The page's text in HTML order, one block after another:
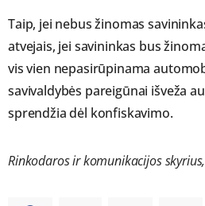
Taip, jei nebus žinomas
atvejais, jei savininkas bus
vis vien nepasirūpinama
savivaldybės pareigūnai išveža
sprendžia dėl konfiskavimo.
Rinkodaros ir komunikacijos